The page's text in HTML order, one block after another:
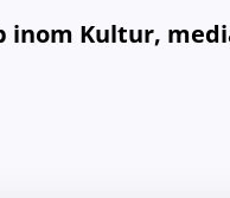
inom Kultur,